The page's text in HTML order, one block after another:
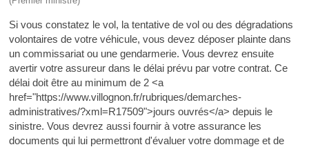
Si vous constatez le vol, la tentative de vol ou des dégradations
volontaires de votre véhicule, vous devez déposer plainte dans
un commissariat ou une gendarmerie. Vous devrez ensuite
avertir votre assureur dans le délai prévu par votre contrat. Ce
délai doit être au minimum de 2 <a
href="https://www.villognon.fr/rubriques/demarches-
administratives/?xml=R17509">jours ouvrés</a> depuis le
sinistre. Vous devrez aussi fournir à votre assurance les
documents qui lui permettront d'évaluer votre dommage et de